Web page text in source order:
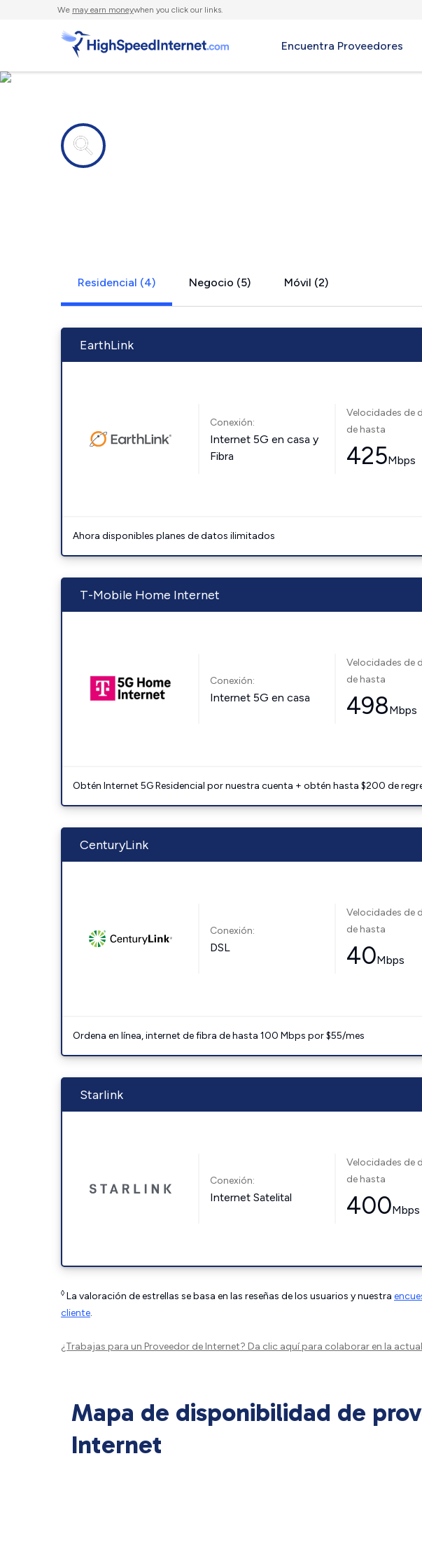
We may earn moneywhen you click our links.
Encuentra Proveedores
Residencial (4) Negocio (5) Móvil (2)
EarthLink
Conexión:
Internet 5G en casa y
Fibra
Velocidades de
de hasta
425Mbps
Ahora disponibles planes de datos ilimitados
T-Mobile Home Internet
Conexión:
Internet 5G en casa
Velocidades de
de hasta
498Mbps
Obtén Internet 5G Residencial por nuestra cuenta + obtén hasta $200 de
CenturyLink
Conexión:
DSL
Velocidades de
de hasta
40Mbps
Ordena en línea, internet de fibra de hasta 100 Mbps por $55/mes
Starlink
Conexión:
Internet Satelital
Velocidades de
de hasta
400Mbps
◊ La valoración de estrellas se basa en las reseñas de los usuarios y nuestra
cliente.
¿Trabajas para un Proveedor de Internet? Da clic aquípara colaborar en la
Mapa de disponibilidad de
Internet